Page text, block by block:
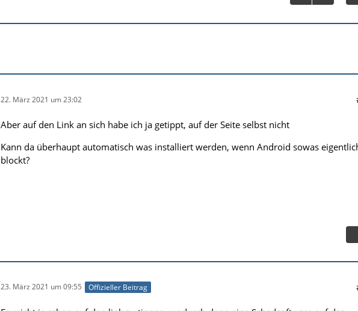
22. März 2021 um 23:02
Aber auf den Link an sich habe ich ja getippt, auf der Seite selbst nicht
Kann da überhaupt automatisch was installiert werden, wenn Android sowas
blockt?
23. März 2021 um 09:55 Offizieller Beitrag